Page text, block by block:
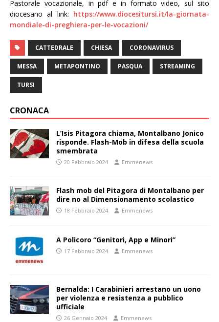
Pastorale vocazionale, in pdf e in formato video, sul sito
diocesano al link: https://www.diocesitursi.it/la-giornata-
mondiale-di-preghiera-per-le-vocazioni/
CATTEDRALE CHIESA CORONAVIRUS
MESSA METAPONTINO PASQUA STREAMING
TURSI
CRONACA
L’Isis Pitagora chiama, Montalbano Jonico
risponde. Flash-Mob in difesa della scuola
smembrata
20 Febbraio 2024 Emmenews
Flash mob del Pitagora di Montalbano per
dire no al Dimensionamento scolastico
18 Febbraio 2024 Emmenews
A Policoro “Genitori, App e Minori”
17 Febbraio 2024 Emmenews
Bernalda: I Carabinieri arrestano un uono
per violenza e resistenza a pubblico
ufficiale
26 Gennaio 2024 Emmenews